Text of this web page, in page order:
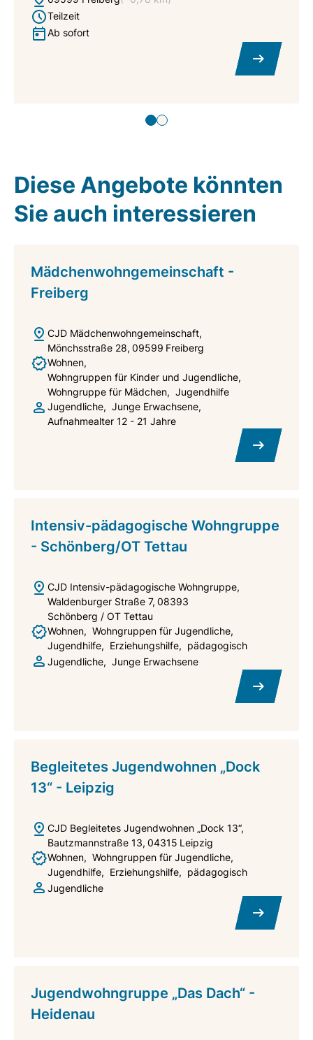
Teilzeit
Ab sofort
Diese Angebote könnten
Sie auch interessieren
Mädchenwohngemeinschaft -
Freiberg
CJD Mädchenwohngemeinschaft
Mönchsstraße 28 09599 Freiberg
Wohnen
Wohngruppen für Kinder und Jugendliche
Wohngruppe für Mädchen
Jugendhilfe
Jugendliche
Junge Erwachsene
Aufnahmealter 12 - 21 Jahre
Intensiv-pädagogische Wohngruppe
- Schönberg/OT Tettau
CJD Intensiv-pädagogische Wohngruppe
Waldenburger Straße 7 08393
Schönberg / OT Tettau
Wohnen
Wohngruppen für Jugendliche
Jugendhilfe
Erziehungshilfe
pädagogisch
Jugendliche
Junge Erwachsene
Begleitetes Jugendwohnen „Dock
13“ - Leipzig
CJD Begleitetes Jugendwohnen „Dock 13“
Bautzmannstraße 13 04315 Leipzig
Wohnen
Wohngruppen für Jugendliche
Jugendhilfe
Erziehungshilfe
pädagogisch
Jugendliche
Jugendwohngruppe „Das Dach“ -
Heidenau